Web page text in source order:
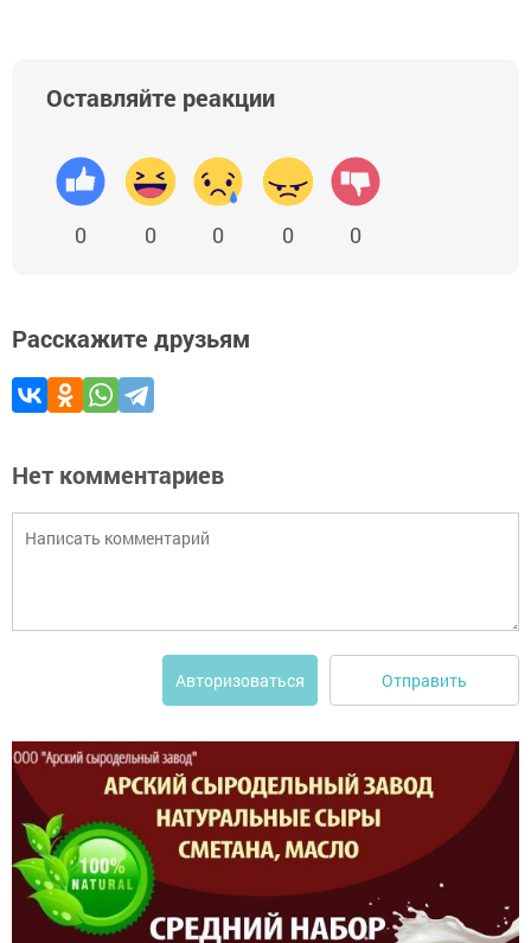
Оставляйте реакции
0 0 0 0 0
Расскажите друзьям
Нет комментариев
Авторизоваться Отправить